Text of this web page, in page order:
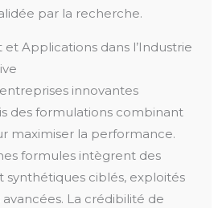
par la recherche.
et Applications dans l’Industrie
innovantes
des formulations combinant
maximiser la performance.
formules intègrent des
synthétiques ciblés, exploités
La crédibilité de